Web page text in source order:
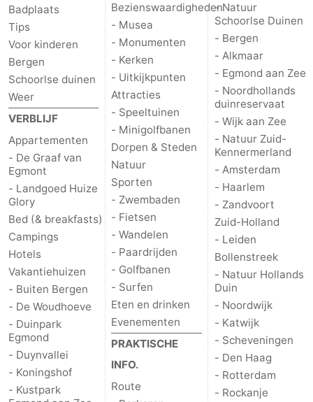
-
Zwembaden
-
Fietsen
-
Wandelen
-
Paardrijden
-
Golfbanen
-
Surfen
Eten
en
drinken
Evenementen
Praktisch
Route
Parkeren
Reisboekenwinkel
Badplaats
Tips
Voor kinderen
Bergen
Schoorlse duinen
Weer
VERBLIJF
Appartementen
- De Graaf van
Egmont
- Landgoed Huize
Glory
Bed (& breakfasts)
Campings
Hotels
Vakantiehuizen
- Buiten Bergen
- De Woudhoeve
- Duinpark
Egmond
- Duynvallei
- Koningshof
- Kustpark
Bezienswaardigheden
- Musea
- Monumenten
- Kerken
- Uitkijkpunten
Attracties
- Speeltuinen
- Minigolfbanen
Dorpen & Steden
Natuur
Sporten
- Zwembaden
- Fietsen
- Wandelen
- Paardrijden
- Golfbanen
- Surfen
Eten en drinken
Evenementen
PRAKTISCHE
INFO.
Route
- Natuur
Schoorlse Duinen
- Bergen
- Alkmaar
- Egmond aan Zee
- Noordhollands
duinreservaat
- Wijk aan Zee
- Natuur Zuid-
Kennermerland
- Amsterdam
- Haarlem
- Zandvoort
Zuid-Holland
- Leiden
Bollenstreek
- Natuur Hollands
Duin
- Noordwijk
- Katwijk
- Scheveningen
- Den Haag
- Rotterdam
- Rockanje